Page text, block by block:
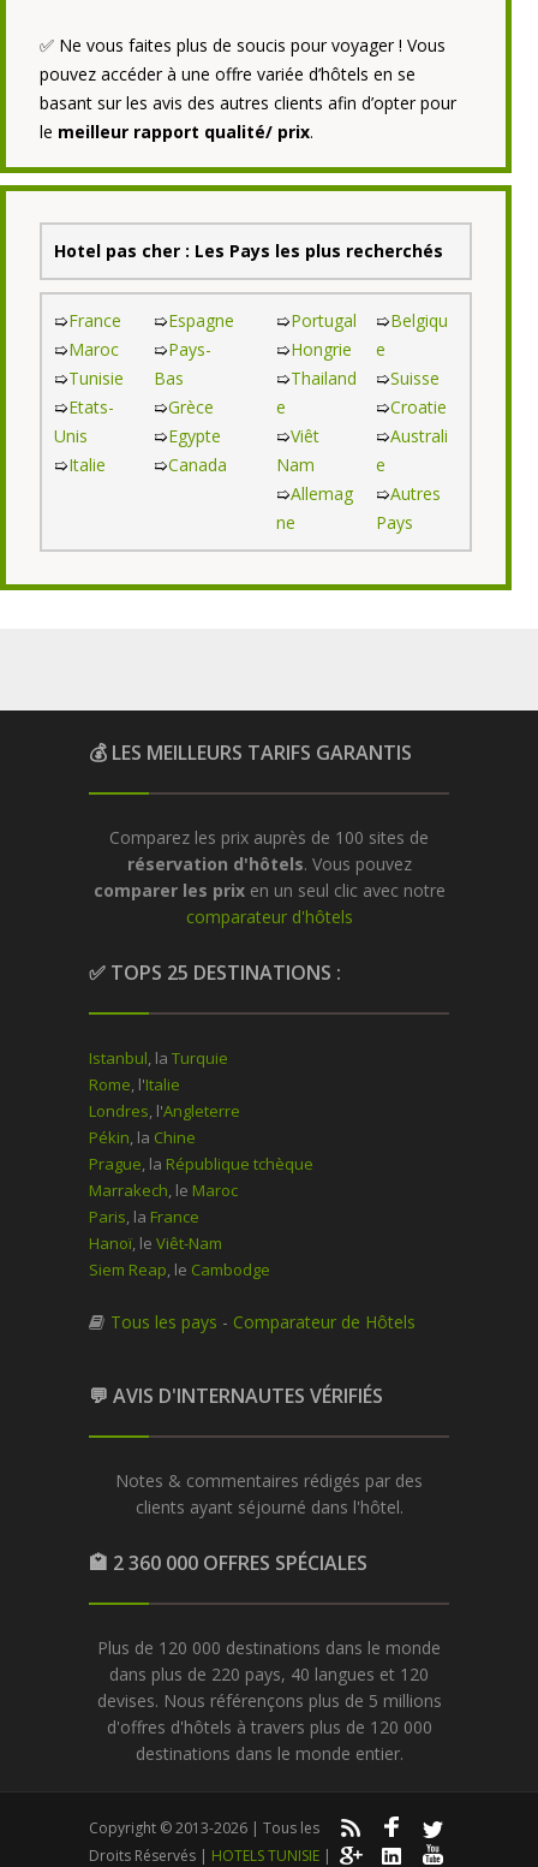
✅ Ne vous faites plus de soucis pour voyager ! Vous
pouvez accéder à une offre variée d’hôtels en se
basant sur les avis des autres clients afin d’opter pour
le meilleur rapport qualité/ prix.
Hotel pas cher : Les Pays les plus recherchés
➯France
➯Maroc
➯Tunisie
➯Etats-
Unis
➯Italie
➯Espagne
➯Pays-
Bas
➯Grèce
➯Egypte
➯Canada
➯Portugal
➯Hongrie
➯Thailand
e
➯Viêt
Nam
➯Allemag
ne
➯Belgiqu
e
➯Suisse
➯Croatie
➯Australi
e
➯Autres
Pays
💰 LES MEILLEURS TARIFS GARANTIS
Comparez les prix auprès de 100 sites de
réservation d'hôtels. Vous pouvez
comparer les prixen un seul clic avec notre
comparateur d'hôtels
✅ TOPS 25 DESTINATIONS :
Istanbul, la Turquie
Rome, l'Italie
Londres, l'Angleterre
Pékin, la Chine
Prague, la République tchèque
Marrakech, le Maroc
Paris, la France
Hanoï, le Viêt-Nam
Siem Reap, le Cambodge
Tous les pays - Comparateur de Hôtels
💬 AVIS D'INTERNAUTES VÉRIFIÉS
Notes & commentaires rédigés par des
clients ayant séjourné dans l'hôtel.
🏩 2 360 000 OFFRES SPÉCIALES
Plus de 120 000 destinations dans le monde
dans plus de 220 pays, 40 langues et 120
devises. Nous référençons plus de 5 millions
d'offres d'hôtels à travers plus de 120 000
destinations dans le monde entier.
Copyright © 2013-2026 | Tous les
Droits Réservés | HOTELS TUNISIE |